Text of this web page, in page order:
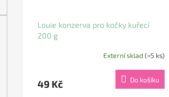
Louie konzerva pro kočky kuřecí
200 g
Externí sklad (>5 ks)
49 Kč Do košíku